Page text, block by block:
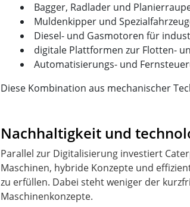
Bagger, Radlader und
Muldenkipper und
Diesel- und Gasmotoren für
digitale Plattformen zur Flotten-
Automatisierungs- und
Diese Kombination aus mechanischer
Nachhaltigkeit und
Parallel zur Digitalisierung investiert
Maschinen, hybride Konzepte und
zu erfüllen. Dabei steht weniger der
Maschinenkonzepte.